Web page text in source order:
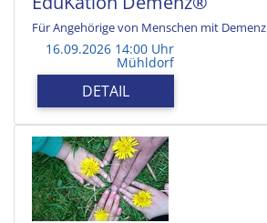
Für Angehörige von Menschen mit Demenz
16.09.2026 14:00 Uhr
Mühldorf
DETAIL